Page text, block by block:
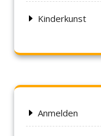
Kinderkunst
Anmelden